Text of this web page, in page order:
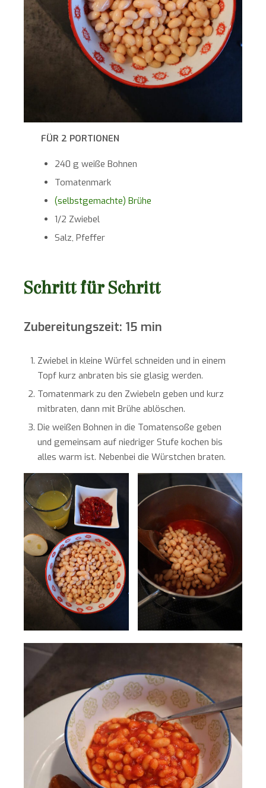
FÜR 2 PORTIONEN
240 g weiße Bohnen
Tomatenmark
(selbstgemachte) Brühe
1/2 Zwiebel
Salz, Pfeffer
Schritt für Schritt
Zubereitungszeit: 15 min
Zwiebel in kleine Würfel schneiden und in einem
Topf kurz anbraten bis sie glasig werden.
Tomatenmark zu den Zwiebeln geben und kurz
mitbraten, dann mit Brühe ablöschen.
Die weißen Bohnen in die Tomatensoße geben
und gemeinsam auf niedriger Stufe kochen bis
alles warm ist. Nebenbei die Würstchen braten.